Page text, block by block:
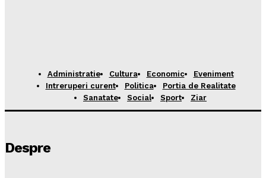
Administratie Cultura Economic
Eveniment
Intreruperi curent
Politica
Portia de Realitate
Sanatate
Social Sport Ziar
Despre